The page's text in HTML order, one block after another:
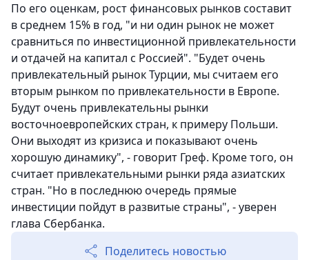
По его оценкам, рост финансовых рынков составит
в среднем 15% в год, "и ни один рынок не может
сравниться по инвестиционной привлекательности
и отдачей на капитал с Россией". "Будет очень
привлекательный рынок Турции, мы считаем его
вторым рынком по привлекательности в Европе.
Будут очень привлекательны рынки
восточноевропейских стран, к примеру Польши.
Они выходят из кризиса и показывают очень
хорошую динамику", - говорит Греф. Кроме того, он
считает привлекательными рынки ряда азиатских
стран. "Но в последнюю очередь прямые
инвестиции пойдут в развитые страны", - уверен
глава Сбербанка.
Поделитесь новостью